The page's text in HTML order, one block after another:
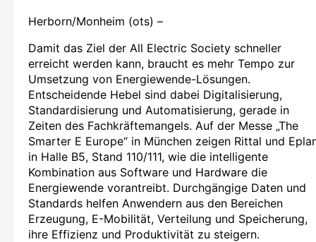
Herborn/Monheim (ots) –
Damit das Ziel der All Electric Society schneller
erreicht werden kann, braucht es mehr Tempo zur
Umsetzung von Energiewende-Lösungen.
Entscheidende Hebel sind dabei Digitalisierung,
Standardisierung und Automatisierung, gerade in
Zeiten des Fachkräftemangels. Auf der Messe „The
Smarter E Europe“ in München zeigen Rittal und
in Halle B5, Stand 110/111, wie die intelligente
Kombination aus Software und Hardware die
Energiewende vorantreibt. Durchgängige Daten und
Standards helfen Anwendern aus den Bereichen
Erzeugung, E-Mobilität, Verteilung und Speicherung,
ihre Effizienz und Produktivität zu steigern.